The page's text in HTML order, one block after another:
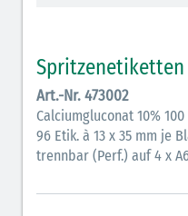
schraffiert)
Anticholinergika
Cholinergika (hellgrün
Art.-Nr. 473002
Calciumgluconat 10%
96 Etik. à 13 x 35 mm je
trennbar (Perf.) auf 4 x